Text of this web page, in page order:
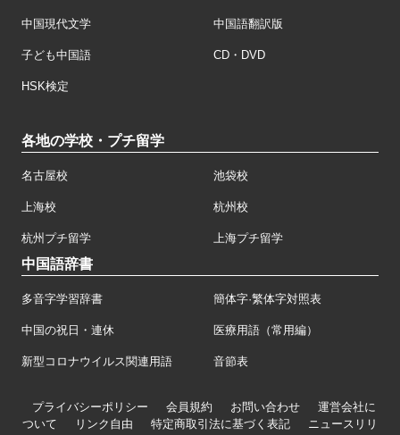
中国現代文学 中国語翻訳版
子ども中国語 CD・DVD
HSK検定
各地の学校・プチ留学
名古屋校 池袋校
上海校 杭州校
杭州プチ留学 上海プチ留学
中国語辞書
多音字学習辞書 簡体字·繁体字対照表
中国の祝日・連休 医療用語（常用編）
新型コロナウイルス関連用語 音節表
プライバシーポリシー 会員規約 お問い合わせ
運営会社に
ついて
リンク自由 特定商取引法に基づく表記
ニュースリリ